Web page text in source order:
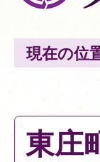
現在の位
東庄